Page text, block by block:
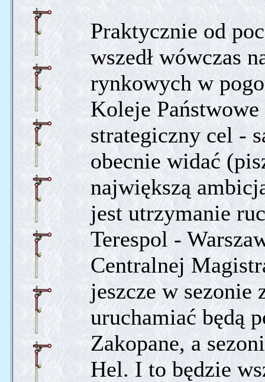
Praktycznie od
wszedł wówczas
rynkowych w
Koleje
strategiczny cel -
obecnie widać
największą
jest utrzymanie
Terespol -
Centralnej
jeszcze w sezonie
uruchamiać będą
Zakopane, a
Hel. I to będzie